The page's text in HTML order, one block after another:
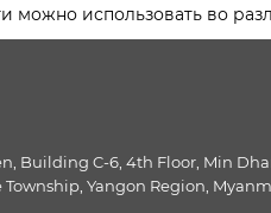
можно использовать во
Building C-6, 4th Floor, Min
Yangon Region,